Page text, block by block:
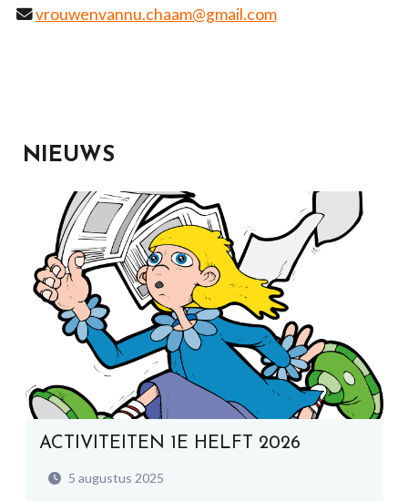
vrouwenvannu.chaam@gmail.com
NIEUWS
ACTIVITEITEN 1E HELFT 2026
5 augustus 2025